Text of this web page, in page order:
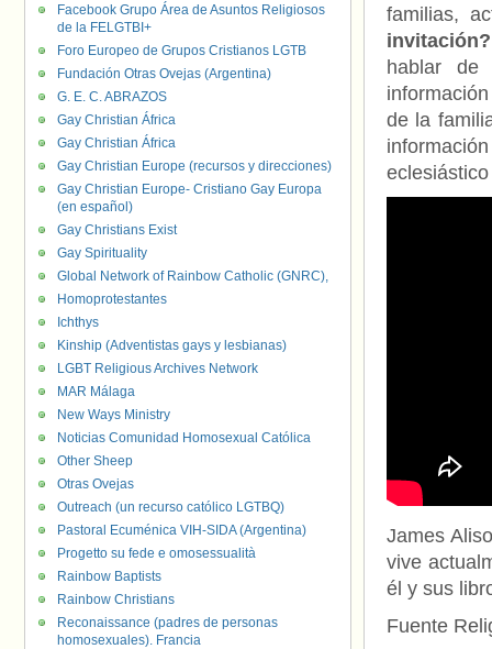
familias,
hablar de
de la
James
vive
él y sus
Fuente
Facebook Grupo Área de Asuntos Religiosos
de la FELGTBI+
Foro Europeo de Grupos Cristianos LGTB
Fundación Otras Ovejas (Argentina)
G. E. C. ABRAZOS
Gay Christian África
Gay Christian África
Gay Christian Europe (recursos y direcciones)
Gay Christian Europe- Cristiano Gay Europa
(en español)
Gay Christians Exist
Gay Spirituality
Global Network of Rainbow Catholic (GNRC),
Homoprotestantes
Ichthys
Kinship (Adventistas gays y lesbianas)
LGBT Religious Archives Network
MAR Málaga
New Ways Ministry
Noticias Comunidad Homosexual Católica
Other Sheep
Otras Ovejas
Outreach (un recurso católico LGTBQ)
Pastoral Ecuménica VIH-SIDA (Argentina)
Progetto su fede e omosessualità
Rainbow Baptists
Rainbow Christians
Reconaissance (padres de personas
homosexuales). Francia